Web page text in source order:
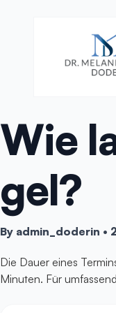
Wie
gel?
By admin_doderin •
Die Dauer eines
Minuten. Für